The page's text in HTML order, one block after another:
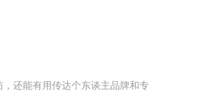
还能有用传达个东谈主品牌和专